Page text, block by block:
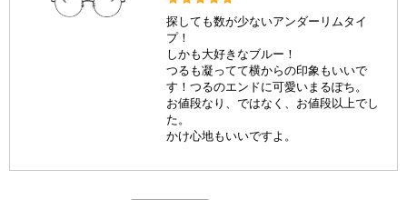
探しても数が少ないアンダーリムタイ
プ！
しかも大好きなブルー！
つるも凝ってて横からの印象もいいで
す！つるのエンドに可愛いまるぽち。
お値段なり、ではなく、お値段以上でし
た。
かけ心地もいいですよ。